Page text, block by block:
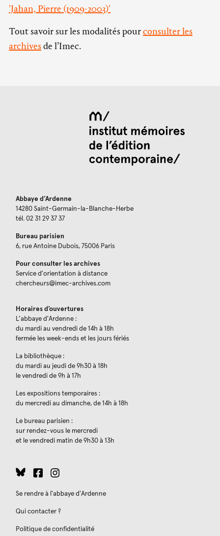
'Jahan, Pierre (1909-2003)'
Tout savoir sur les modalités pourconsulter les
archivesde l’Imec.
Abbaye d’Ardenne
14280 Saint-Germain-la-Blanche-Herbe
tél. 02 31 29 37 37
Bureau parisien
6, rue Antoine Dubois, 75006 Paris
Pour consulter les archives
Service d'orientation à distance
chercheurs@imec-archives.com
Horaires d’ouvertures
L’abbaye d'Ardenne :
du mardi au vendredi de 14h à 18h
fermée les week-ends et les jours fériés
La bibliothèque :
du mardi au jeudi de 9h30 à 18h
le vendredi de 9h à 17h
Les expositions temporaires :
du mercredi au dimanche, de 14h à 18h
Le bureau parisien :
sur rendez-vous le mercredi
et le vendredi matin de 9h30 à 13h
Se rendre à l'abbaye d'Ardenne
Qui contacter ?
Politique de confidentialité